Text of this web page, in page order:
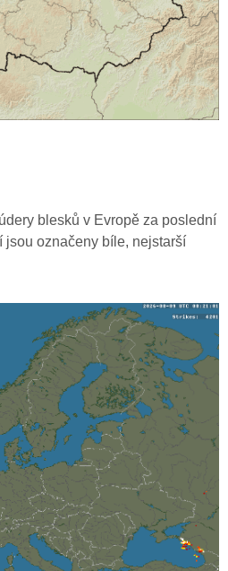
blesků v Evropě za poslední
označeny bíle, nejstarší